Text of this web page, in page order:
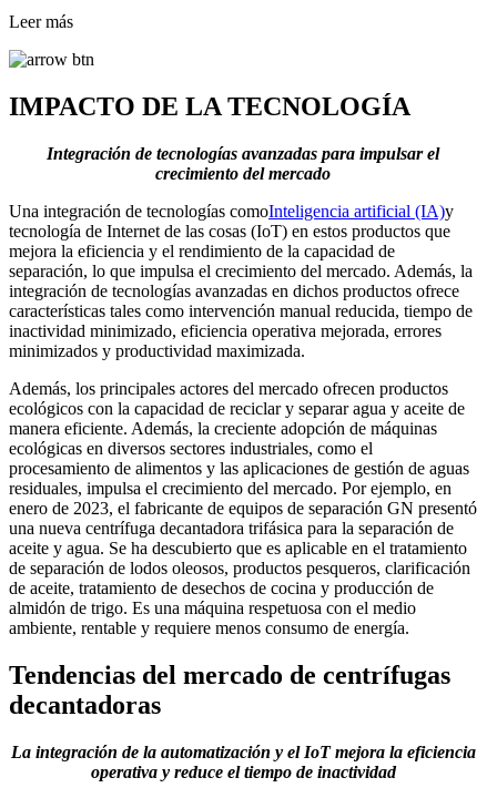
Leer más
IMPACTO DE LA TECNOLOGÍA
Integración de tecnologías avanzadas para impulsar el
crecimiento del mercado
Una integración de tecnologías comoInteligencia artificial (IA)y
tecnología de Internet de las cosas (IoT) en estos productos que
mejora la eficiencia y el rendimiento de la capacidad de
separación, lo que impulsa el crecimiento del mercado. Además, la
integración de tecnologías avanzadas en dichos productos ofrece
características tales como intervención manual reducida, tiempo de
inactividad minimizado, eficiencia operativa mejorada, errores
minimizados y productividad maximizada.
Además, los principales actores del mercado ofrecen productos
ecológicos con la capacidad de reciclar y separar agua y aceite de
manera eficiente. Además, la creciente adopción de máquinas
ecológicas en diversos sectores industriales, como el
procesamiento de alimentos y las aplicaciones de gestión de aguas
residuales, impulsa el crecimiento del mercado. Por ejemplo, en
enero de 2023, el fabricante de equipos de separación GN presentó
una nueva centrífuga decantadora trifásica para la separación de
aceite y agua. Se ha descubierto que es aplicable en el tratamiento
de separación de lodos oleosos, productos pesqueros, clarificación
de aceite, tratamiento de desechos de cocina y producción de
almidón de trigo. Es una máquina respetuosa con el medio
ambiente, rentable y requiere menos consumo de energía.
Tendencias del mercado de centrífugas
decantadoras
La integración de la automatización y el IoT mejora la eficiencia
operativa y reduce el tiempo de inactividad